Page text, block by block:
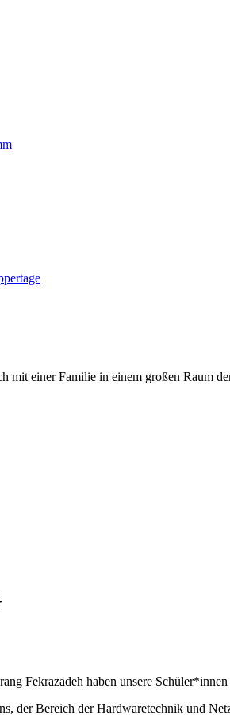
Fekrazadeh haben unsere
der Bereich der Hardwaretechnik und